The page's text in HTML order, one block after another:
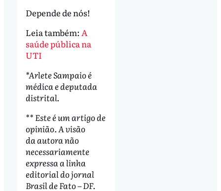
Depende de nós!
Leia também: A
saúde pública na
UTI
*Arlete Sampaio é
médica e deputada
distrital.
** Este é um artigo de
opinião. A visão
da autora não
necessariamente
expressa a linha
editorial do jornal
Brasil de Fato – DF.